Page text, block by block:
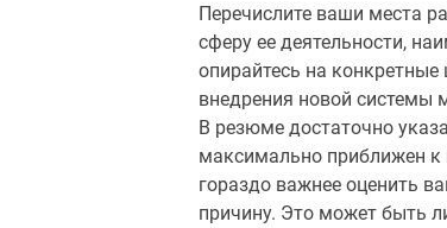
Перечислите ваши места
сферу ее деятельности,
опирайтесь на
внедрения новой системы
В резюме достаточно
максимально приближен к
гораздо важнее оценить
причину. Это может быть